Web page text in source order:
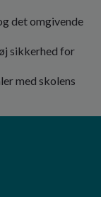
det omgivende
sikkerhed for
med skolens